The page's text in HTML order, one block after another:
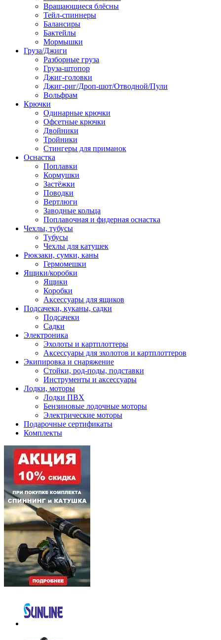
Вращающиеся блёсны
Тейл-спиннеры
Балансиры
Бактейлы
Мормышки
Груза/Джиги
Разборные груза
Груза-штопор
Джиг-головки
Джиг-риг/Дроп-шот/Отводной/Пули
Вольфрам
Крючки
Одинарные крючки
Офсетные крючки
Двойники
Тройники
Стингеры для приманок
Оснастка
Поплавки
Кормушки
Застёжки
Поводки
Вертлюги
Заводные кольца
Поплавочная и фидерная оснастка
Чехлы, тубусы
Тубусы
Чехлы для катушек
Рюкзаки, сумки, каны
Гермомешки
Ящики/коробки
Ящики
Коробки
Аксессуары для ящиков
Подсачеки, куканы, садки
Подсачеки
Садки
Электроника
Эхолоты и картплоттеры
Аксессуары для эхолотов и картплоттеров
Экипировка и снаряжение
Стойки, род-поды, подставки
Инструменты и аксессуары
Лодки, моторы
Лодки ПВХ
Бензиновые лодочные моторы
Электрические моторы
Подарочные сертификаты
Комплекты